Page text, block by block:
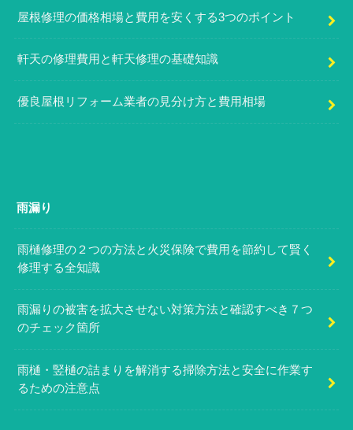
屋根修理の価格相場と費用を安くする3つのポイント
軒天の修理費用と軒天修理の基礎知識
優良屋根リフォーム業者の見分け方と費用相場
雨漏り
雨樋修理の２つの方法と火災保険で費用を節約して賢く
修理する全知識
雨漏りの被害を拡大させない対策方法と確認すべき７つ
のチェック箇所
雨樋・竪樋の詰まりを解消する掃除方法と安全に作業す
るための注意点